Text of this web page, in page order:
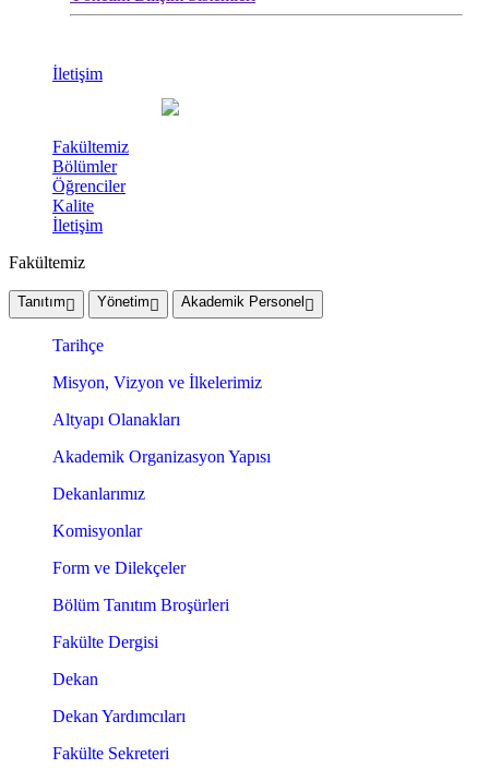
İletişim
Fakültemiz
Bölümler
Öğrenciler
Kalite
İletişim
Fakültemiz
Tanıtım Yönetim Akademik Personel
Tarihçe
Misyon, Vizyon ve İlkelerimiz
Altyapı Olanakları
Akademik Organizasyon Yapısı
Dekanlarımız
Komisyonlar
Form ve Dilekçeler
Bölüm Tanıtım Broşürleri
Fakülte Dergisi
Dekan
Dekan Yardımcıları
Fakülte Sekreteri